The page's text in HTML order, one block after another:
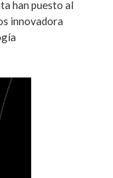
han puesto al
innovadora